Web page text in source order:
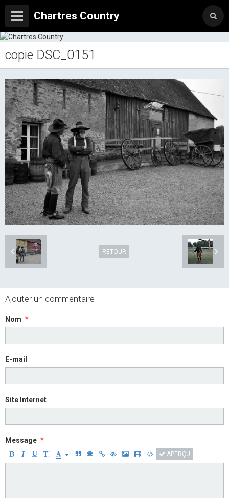
Chartres Country
copie DSC_0151
RETOUR
Ajouter un commentaire
Nom
E-mail
Site Internet
Message
APERÇU